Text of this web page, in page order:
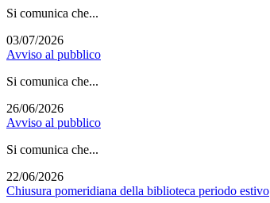
Si comunica che...
03/07/2026
Avviso al pubblico
Si comunica che...
26/06/2026
Avviso al pubblico
Si comunica che...
22/06/2026
Chiusura pomeridiana della biblioteca periodo estivo